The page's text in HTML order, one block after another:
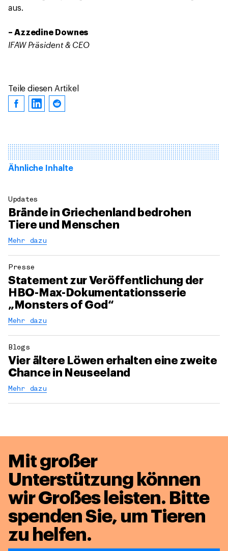
aus.
– Azzedine Downes
IFAW Präsident & CEO
Teile diesen Artikel
Ähnliche Inhalte
Updates
Brände in Griechenland bedrohen
Tiere und Menschen
Mehr dazu
Presse
Statement zur Veröffentlichung der
HBO-Max-Dokumentationsserie
„Monsters of God“
Mehr dazu
Blogs
Vier ältere Löwen erhalten eine zweite
Chance in Neuseeland
Mehr dazu
Mit großer
Unterstützung können
wir Großes leisten. Bitte
spenden Sie, um Tieren
zu helfen.